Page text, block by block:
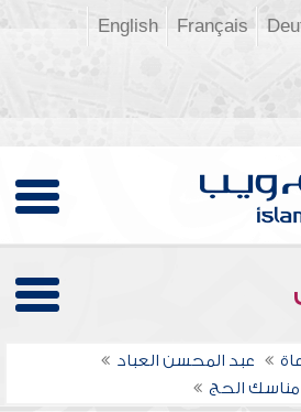
Français
English
عبد المحسن العباد
الحج